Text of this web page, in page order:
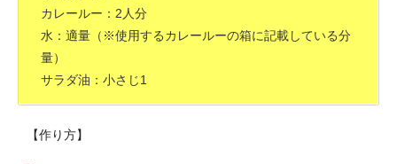
カレールー：2人分
水：適量（※使用するカレールーの箱に記載している分
量）
サラダ油：小さじ1
【作り方】